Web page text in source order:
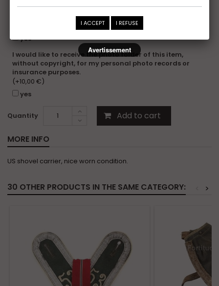
Additional information
yes
I would like to receive the photo folder of this item,
without copyright, for my personal photo records or
insurance purposes.
(+10,00 €)
yes
Quantity Add to cart
MORE INFO
US shovel carrier, nice worn condition.
30 OTHER PRODUCTS IN THE SAME CATEGORY: >
I ACCEPT I REFUSE
Avertissement